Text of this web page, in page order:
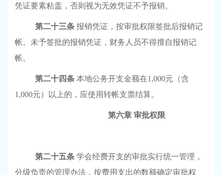
凭证要素粘盖，否则视为无效凭证不予报销。
第二十三条 报销凭证，按审批权限签批后报销记
帐。未予签批的报销凭证，财务人员不得擅自报销记
帐。
第二十四条 本地公务开支金额在1,000元（含
1,000元）以上的，应使用转帐支票结算。
第六章 审批权限
第二十五条 学会经费开支的审批实行统一管理，
分级负责的管理办法，按费用支出的数额确定审批权